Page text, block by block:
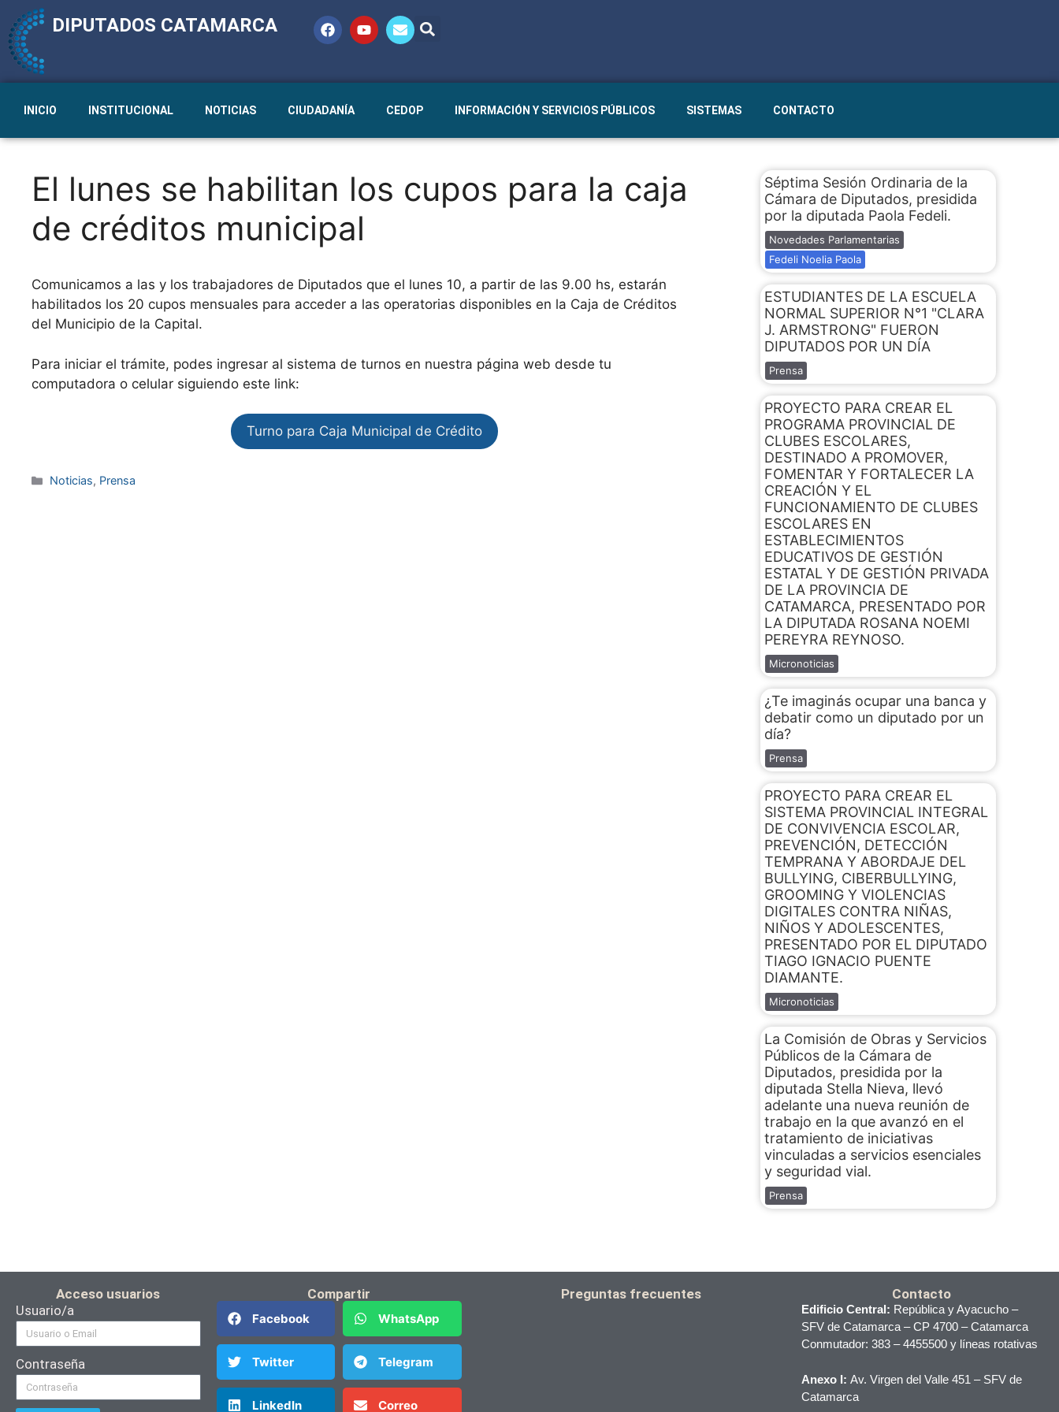
DIPUTADOS CATAMARCA
INICIO INSTITUCIONAL NOTICIAS CIUDADANÍA CEDOP INFORMACIÓN Y SERVICIOS PÚBLICOS SISTEMAS CONTACTO
El lunes se habilitan los cupos para la caja
de créditos municipal
Comunicamos a las y los trabajadores de Diputados que el lunes 10, a partir de las 9.00 hs, estarán
habilitados los 20 cupos mensuales para acceder a las operatorias disponibles en la Caja de Créditos
del Municipio de la Capital.
Para iniciar el trámite, podes ingresar al sistema de turnos en nuestra página web desde tu
computadora o celular siguiendo este link:
Turno para Caja Municipal de Crédito
Noticias, Prensa
Séptima Sesión Ordinaria de la
Cámara de Diputados, presidida
por la diputada Paola Fedeli.
Novedades Parlamentarias
Fedeli Noelia Paola
ESTUDIANTES DE LA ESCUELA
NORMAL SUPERIOR N°1 "CLARA
J. ARMSTRONG" FUERON
DIPUTADOS POR UN DÍA
Prensa
PROYECTO PARA CREAR EL
PROGRAMA PROVINCIAL DE
CLUBES ESCOLARES,
DESTINADO A PROMOVER,
FOMENTAR Y FORTALECER LA
CREACIÓN Y EL
FUNCIONAMIENTO DE CLUBES
ESCOLARES EN
ESTABLECIMIENTOS
EDUCATIVOS DE GESTIÓN
ESTATAL Y DE GESTIÓN PRIVADA
DE LA PROVINCIA DE
CATAMARCA, PRESENTADO POR
LA DIPUTADA ROSANA NOEMI
PEREYRA REYNOSO.
Micronoticias
¿Te imaginás ocupar una banca y
debatir como un diputado por un
día?
Prensa
PROYECTO PARA CREAR EL
SISTEMA PROVINCIAL INTEGRAL
DE CONVIVENCIA ESCOLAR,
PREVENCIÓN, DETECCIÓN
TEMPRANA Y ABORDAJE DEL
BULLYING, CIBERBULLYING,
GROOMING Y VIOLENCIAS
DIGITALES CONTRA NIÑAS,
NIÑOS Y ADOLESCENTES,
PRESENTADO POR EL DIPUTADO
TIAGO IGNACIO PUENTE
DIAMANTE.
Micronoticias
La Comisión de Obras y Servicios
Públicos de la Cámara de
Diputados, presidida por la
diputada Stella Nieva, llevó
adelante una nueva reunión de
trabajo en la que avanzó en el
tratamiento de iniciativas
vinculadas a servicios esenciales
y seguridad vial.
Prensa
Acceso usuarios
Usuario/a
Contraseña
Compartir
Facebook WhatsApp
Twitter Telegram
LinkedIn Correo
Preguntas frecuentes Contacto
Edificio Central: República y Ayacucho –
SFV de Catamarca – CP 4700 – Catamarca
Conmutador: 383 – 4455500 y líneas rotativas
Anexo I: Av. Virgen del Valle 451 – SFV de
Catamarca